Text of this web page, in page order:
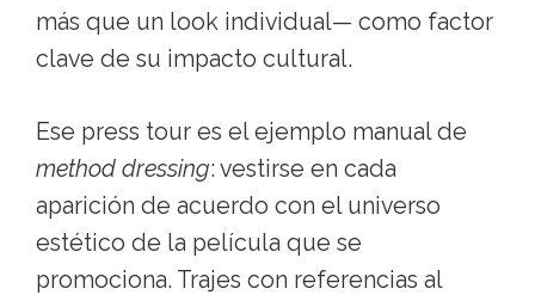
más que un look individual— como factor
clave de su impacto cultural.
Ese press tour es el ejemplo manual de
method dressing: vestirse en cada
aparición de acuerdo con el universo
estético de la película que se
promociona. Trajes con referencias al